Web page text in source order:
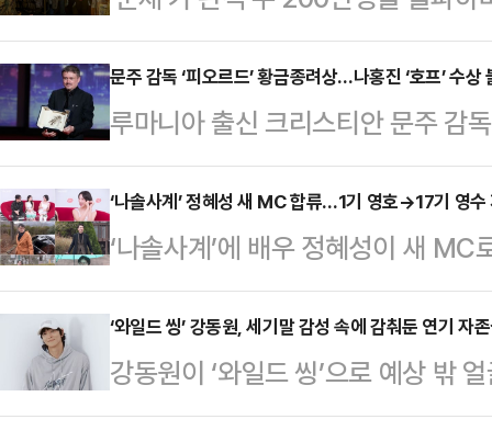
라티파가 진행을 맡고, CBS와 파
은 이번 시상식에서 대상 격인 ‘올해
‘베스트 남성 케이팝 아티스트’ 등
일 영화진흥위원회 통합전산망에
7011명의 관객을 동원해 연휴 박스
201만 8644명이다.'군체'는 원인
립된 생존자들이 진화하는 감염자
호 감독이 연출했으며 배우 전지현
위는 '마이클'이다. 같은 기간 10
문주 감독 ‘피오르드’ 황금종려상…나홍진 ‘호프’ 수상
루마니아 출신 크리스티안 문주 감
황금종려상을 수상했다.한국 영화
감독의 호프는 수상에 실패했다.크
랑스 칸에서 열린 폐막식에서 “극
는 영화”라고 수상 소감을 밝혔다.
양육 문제로 지역 사회와 충돌하는
감독 안드레이 즈비아긴체프의 미
그라의 하비에르 암브로시·하…
‘나솔사계’ 정혜성 새 MC 합류…1기 영호→17기 영수
‘나솔사계’에 배우 정혜성이 새
르면 오는 28일 방송되는 ‘나는
계’)에서는 전북 부안에 마련된 새
앞두고 공개된 예고편에는 정혜성
들의 입소 장면이 담겼다. 데프콘
‘와일드 씽’ 강동원, 세기말 감성 속에 감춰둔 연기 자
강동원이 ‘와일드 씽’으로 예상 밖
지만 사건에 휘말려 해체된 혼성 댄